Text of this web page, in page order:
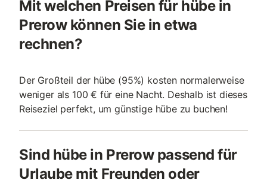
Mit welchen Preisen für hübe in
Prerow können Sie in etwa
rechnen?
Der Großteil der hübe (95%) kosten normalerweise
weniger als 100 € für eine Nacht. Deshalb ist dieses
Reiseziel perfekt, um günstige hübe zu buchen!
Sind hübe in Prerow passend für
Urlaube mit Freunden oder